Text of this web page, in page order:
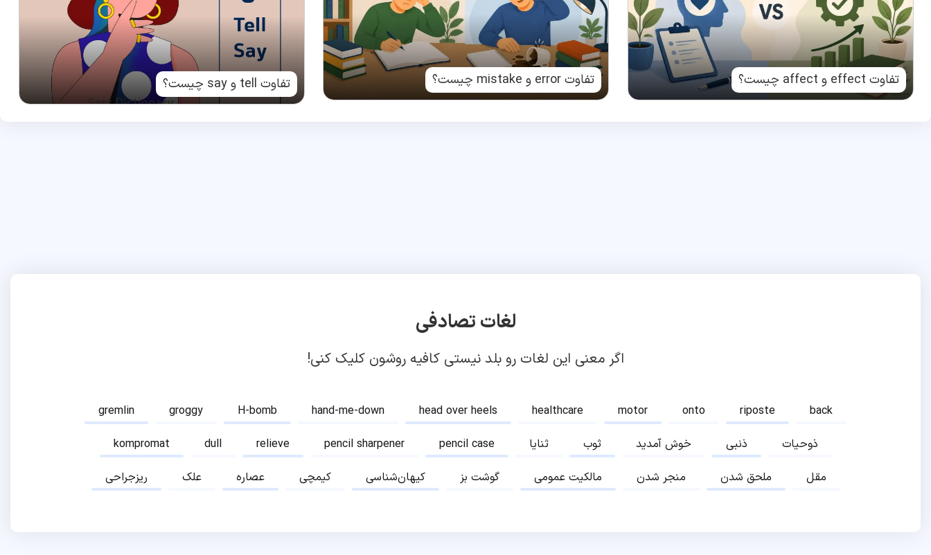
تفاوت effect و affect چیست؟ تفاوت error و mistake چیست؟ تفاوت tell و say چیست؟
لغات تصادفی
اگر معنی این لغات رو بلد نیستی کافیه روشون کلیک کنی!
gremlin groggy H-bomb hand-me-down head over heels healthcare motor onto riposte
back
kompromat
dull relieve pencil sharpener pencil case ثنایا ثوب خوش آمدید ذنبی
ذوحیات
ریزجراحی
علک عصاره کیمچی کیهان‌شناسی گوشت بز مالکیت عمومی منجر شدن ملحق شدن مقل